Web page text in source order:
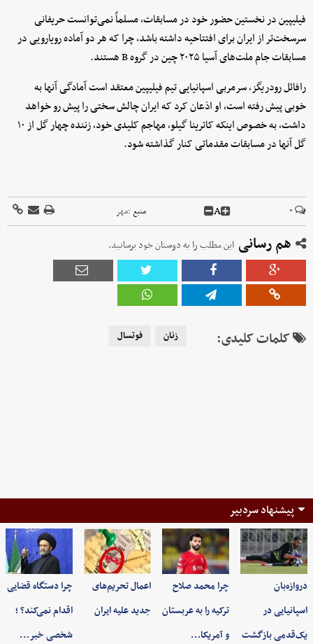
فیلیپین در نخستین حضور خود در مسابقات، مسلماً نمی‌توانست حریفانی
سرسخت‌تر از ایران برای افتتاحیه داشته باشد، چرا که هر دو آماده رویارویی در
مسابقات جام ملت‌های آسیا ۲۰۲۵ چین در گروه B هستند.
رافائل رودریگز، سرمربی اسپانیایی تیم فیلیپین معتقد است آمادگی آنها به
خوبی پیش رفته است، او اذعان کرد که ایران چالش سختی را پیش رو خواهد
داشت، به خصوص اینکه کاترینا گیلو، مهاجم کلیدی خود، زننده چهار گل از ۱۰
گل آنها در مسابقات مقدماتی کنار گذاشته شود.
۰ A منبع :مهر
هم رسانی این مطلب را به دوستان خود برسانید.
کلمات کلیدی: زنان فوتسال
پیشنهاد سردبیر
دروازه‌بان
اسپانیایی در
یک‌قدمی بازگشت
چرا محمد صلاح
ترکیه را به عربستان
و آمریکا…
اعمال تحریم‌های
جدید علیه ایران
چرا دستگاه قضایی
اقدام نمی‌کند؟ ؛
شخصی خبر…